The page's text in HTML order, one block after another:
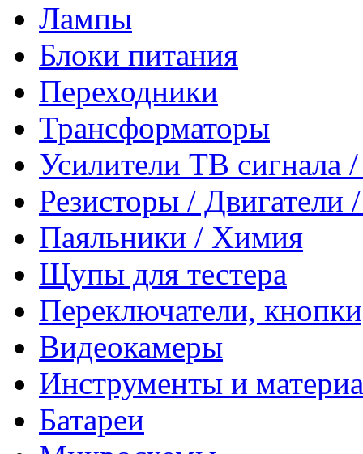
Лампы
Блоки питания
Переходники
Трансформаторы
Усилители ТВ сигнала
Резисторы /
Паяльники / Химия
Щупы для тестера
Переключатели,
Видеокамеры
Инструменты и
Батареи